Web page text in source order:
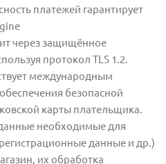
платежей гарантирует
через защищённое
протокол TLS 1.2.
международным
безопасной
карты плательщика.
необходимые для
данные и др.)
их обработка